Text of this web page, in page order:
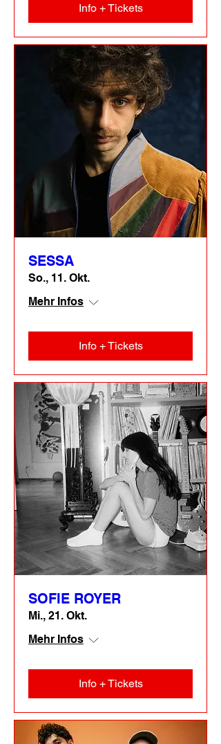
Info + Tickets
SESSA
So., 11. Okt.
Mehr Infos
Info + Tickets
SOFIE ROYER
Mi., 21. Okt.
Mehr Infos
Info + Tickets